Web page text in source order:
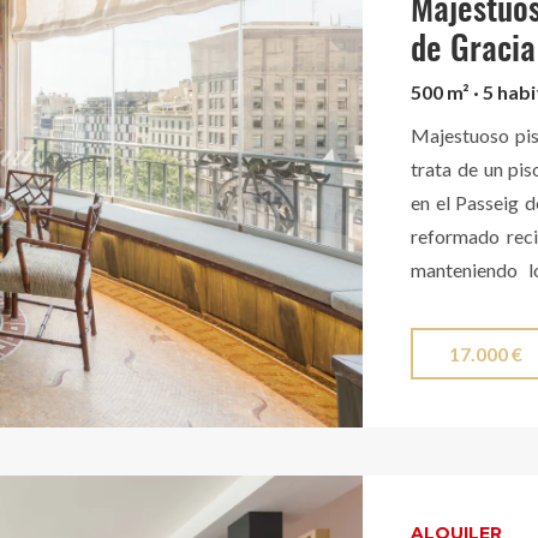
terraza
transformado
cocina y salón
trabajo y de
individual para
registro:
Información
Contáctenos.
de
500 m² · 5
Majestuoso
trata de un
en el Passeig
reformado
manteniendo
madera de
17.000 €
ALQUILER